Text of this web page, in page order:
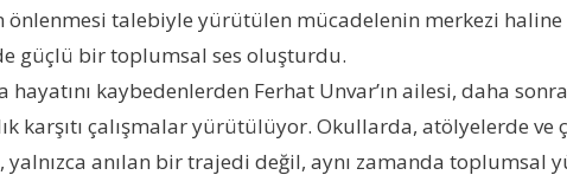
önlenmesi talebiyle yürütülen mücadelenin merkezi
güçlü bir toplumsal ses oluşturdu.
kaybedenlerden Ferhat Unvar’ın ailesi, daha
karşıtı çalışmalar yürütülüyor. Okullarda, atölyelerde
anılan bir trajedi değil, aynı zamanda toplumsal